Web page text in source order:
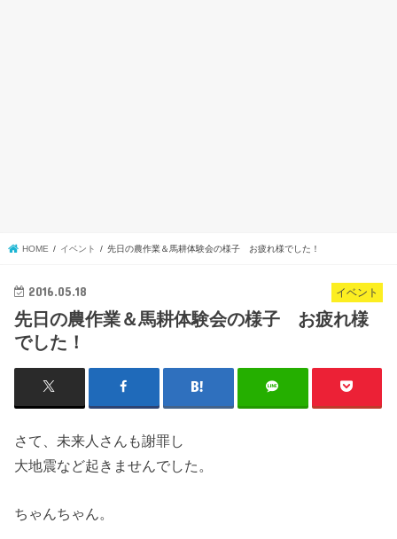
HOME イベント 先日の農作業＆馬耕体験会の様子 お疲れ様でした！
イベント
2016.05.18
先日の農作業＆馬耕体験会の様子 お疲れ様
でした！
さて、未来人さんも謝罪し
大地震など起きませんでした。
ちゃんちゃん。